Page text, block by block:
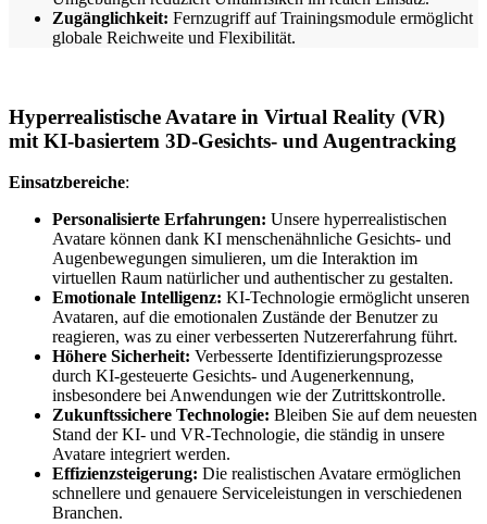
Zugänglichkeit: Fernzugriff auf Trainingsmodule ermöglicht
globale Reichweite und Flexibilität.
Hyperrealistische Avatare in Virtual Reality (VR)
mit KI-basiertem 3D-Gesichts- und Augentracking
Einsatzbereiche:
Personalisierte Erfahrungen: Unsere hyperrealistischen
Avatare können dank KI menschenähnliche Gesichts- und
Augenbewegungen simulieren, um die Interaktion im
virtuellen Raum natürlicher und authentischer zu gestalten.
Emotionale Intelligenz: KI-Technologie ermöglicht unseren
Avataren, auf die emotionalen Zustände der Benutzer zu
reagieren, was zu einer verbesserten Nutzererfahrung führt.
Höhere Sicherheit: Verbesserte Identifizierungsprozesse
durch KI-gesteuerte Gesichts- und Augenerkennung,
insbesondere bei Anwendungen wie der Zutrittskontrolle.
Zukunftssichere Technologie: Bleiben Sie auf dem neuesten
Stand der KI- und VR-Technologie, die ständig in unsere
Avatare integriert werden.
Effizienzsteigerung: Die realistischen Avatare ermöglichen
schnellere und genauere Serviceleistungen in verschiedenen
Branchen.